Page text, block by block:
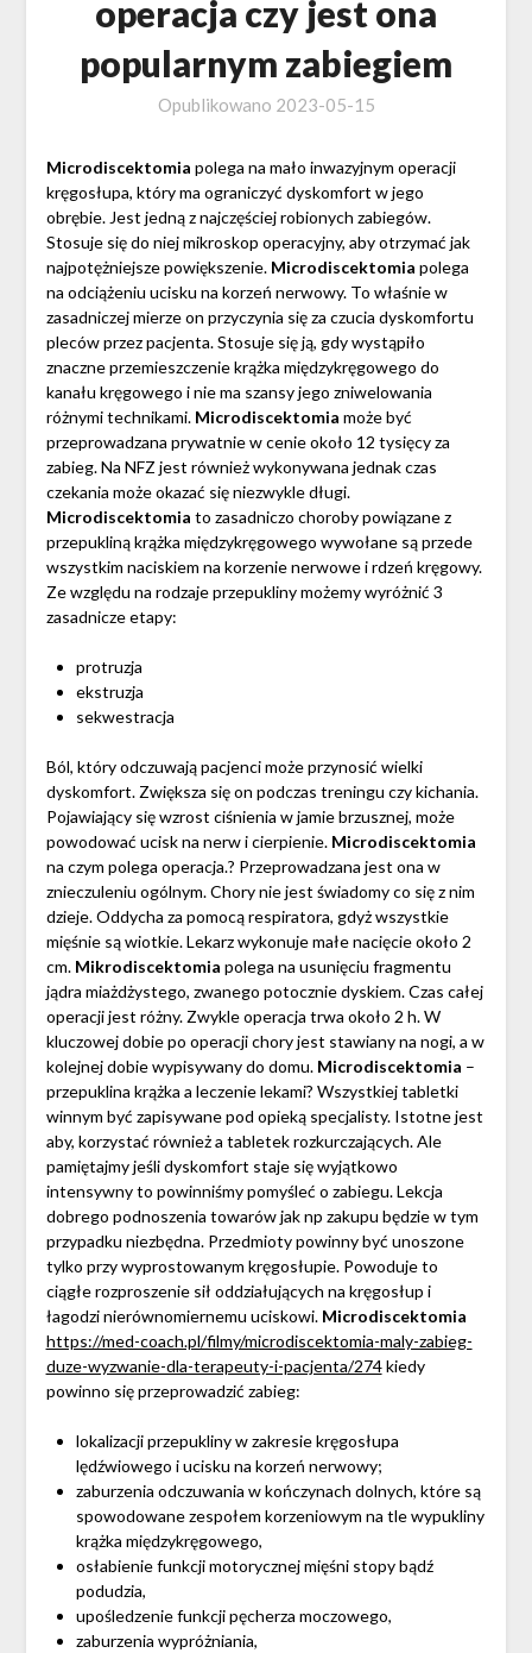
operacja czy jest ona
popularnym zabiegiem
Opublikowano 2023-05-15
Microdiscektomia polega na mało inwazyjnym operacji
kręgosłupa, który ma ograniczyć dyskomfort w jego
obrębie. Jest jedną z najczęściej robionych zabiegów.
Stosuje się do niej mikroskop operacyjny, aby otrzymać jak
najpotężniejsze powiększenie. Microdiscektomia polega
na odciążeniu ucisku na korzeń nerwowy. To właśnie w
zasadniczej mierze on przyczynia się za czucia dyskomfortu
pleców przez pacjenta. Stosuje się ją, gdy wystąpiło
znaczne przemieszczenie krążka międzykręgowego do
kanału kręgowego i nie ma szansy jego zniwelowania
różnymi technikami. Microdiscektomia może być
przeprowadzana prywatnie w cenie około 12 tysięcy za
zabieg. Na NFZ jest również wykonywana jednak czas
czekania może okazać się niezwykle długi.
Microdiscektomia to zasadniczo choroby powiązane z
przepukliną krążka międzykręgowego wywołane są przede
wszystkim naciskiem na korzenie nerwowe i rdzeń kręgowy.
Ze względu na rodzaje przepukliny możemy wyróżnić 3
zasadnicze etapy:
protruzja
ekstruzja
sekwestracja
Ból, który odczuwają pacjenci może przynosić wielki
dyskomfort. Zwiększa się on podczas treningu czy kichania.
Pojawiający się wzrost ciśnienia w jamie brzusznej, może
powodować ucisk na nerw i cierpienie. Microdiscektomia
na czym polega operacja.? Przeprowadzana jest ona w
znieczuleniu ogólnym. Chory nie jest świadomy co się z nim
dzieje. Oddycha za pomocą respiratora, gdyż wszystkie
mięśnie są wiotkie. Lekarz wykonuje małe nacięcie około 2
cm. Mikrodiscektomia polega na usunięciu fragmentu
jądra miażdżystego, zwanego potocznie dyskiem. Czas całej
operacji jest różny. Zwykle operacja trwa około 2 h. W
kluczowej dobie po operacji chory jest stawiany na nogi, a w
kolejnej dobie wypisywany do domu. Microdiscektomia –
przepuklina krążka a leczenie lekami? Wszystkiej tabletki
winnym być zapisywane pod opieką specjalisty. Istotne jest
aby, korzystać również a tabletek rozkurczających. Ale
pamiętajmy jeśli dyskomfort staje się wyjątkowo
intensywny to powinniśmy pomyśleć o zabiegu. Lekcja
dobrego podnoszenia towarów jak np zakupu będzie w tym
przypadku niezbędna. Przedmioty powinny być unoszone
tylko przy wyprostowanym kręgosłupie. Powoduje to
ciągłe rozproszenie sił oddziałujących na kręgosłup i
łagodzi nierównomiernemu uciskowi. Microdiscektomia
https://med-coach.pl/filmy/microdiscektomia-maly-zabieg-
duze-wyzwanie-dla-terapeuty-i-pacjenta/274kiedy
powinno się przeprowadzić zabieg:
lokalizacji przepukliny w zakresie kręgosłupa
lędźwiowego i ucisku na korzeń nerwowy;
zaburzenia odczuwania w kończynach dolnych, które są
spowodowane zespołem korzeniowym na tle wypukliny
krążka międzykręgowego,
osłabienie funkcji motorycznej mięśni stopy bądź
podudzia,
upośledzenie funkcji pęcherza moczowego,
zaburzenia wypróżniania,